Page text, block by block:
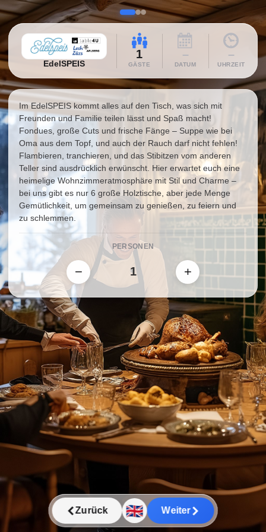
EdelSPEIS
1
GÄSTE
–
DATUM
–
UHRZEIT
Im EdelSPEIS kommt alles auf den Tisch, was sich mit
Freunden und Familie teilen lässt und Spaß macht!
Fondues, große Cuts und frische Fänge – Suppe wie bei
Oma aus dem Topf, und auch der Rauch darf nicht fehlen!
Flambieren, tranchieren, und das Stibitzen vom anderen
Teller sind ausdrücklich erwünscht. Hier erwartet euch eine
heimelige Wohnzimmeratmosphäre mit Stil und Charme –
bei uns gibt es nur 6 große Holztische, aber jede Menge
Gemütlichkeit, um gemeinsam zu genießen, zu feiern und
zu schlemmen.
PERSONEN
− +
Zurück 🇬🇧 Weiter